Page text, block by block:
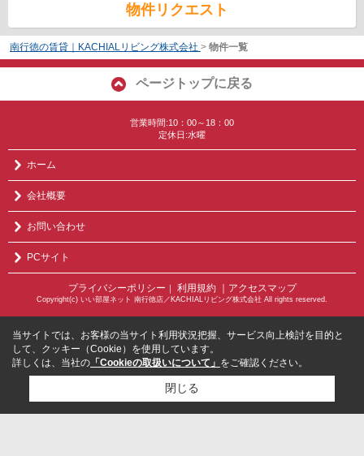
物件リクエスト
南行徳の賃貸｜KACHIALリビング株式会社 > 物件一覧
ページトップに戻る
営業時間:10：00～18：00
定休日:水曜
ホーム
会社概要
お問い合わせ
PCサイト
プライバシーポリシー ｜ 利用規約 ｜アクセスマップ
Copyright(c) いい部屋ネット 南行徳店／KACHIALリビング株式会社 All rights reserved.
当サイトでは、お客様の当サイト利用状況把握、サービス向上検討を目的と
して、クッキー（Cookie）を使用しています。
詳しくは、当社の 「Cookieの取扱いについて」 をご確認ください。
閉じる